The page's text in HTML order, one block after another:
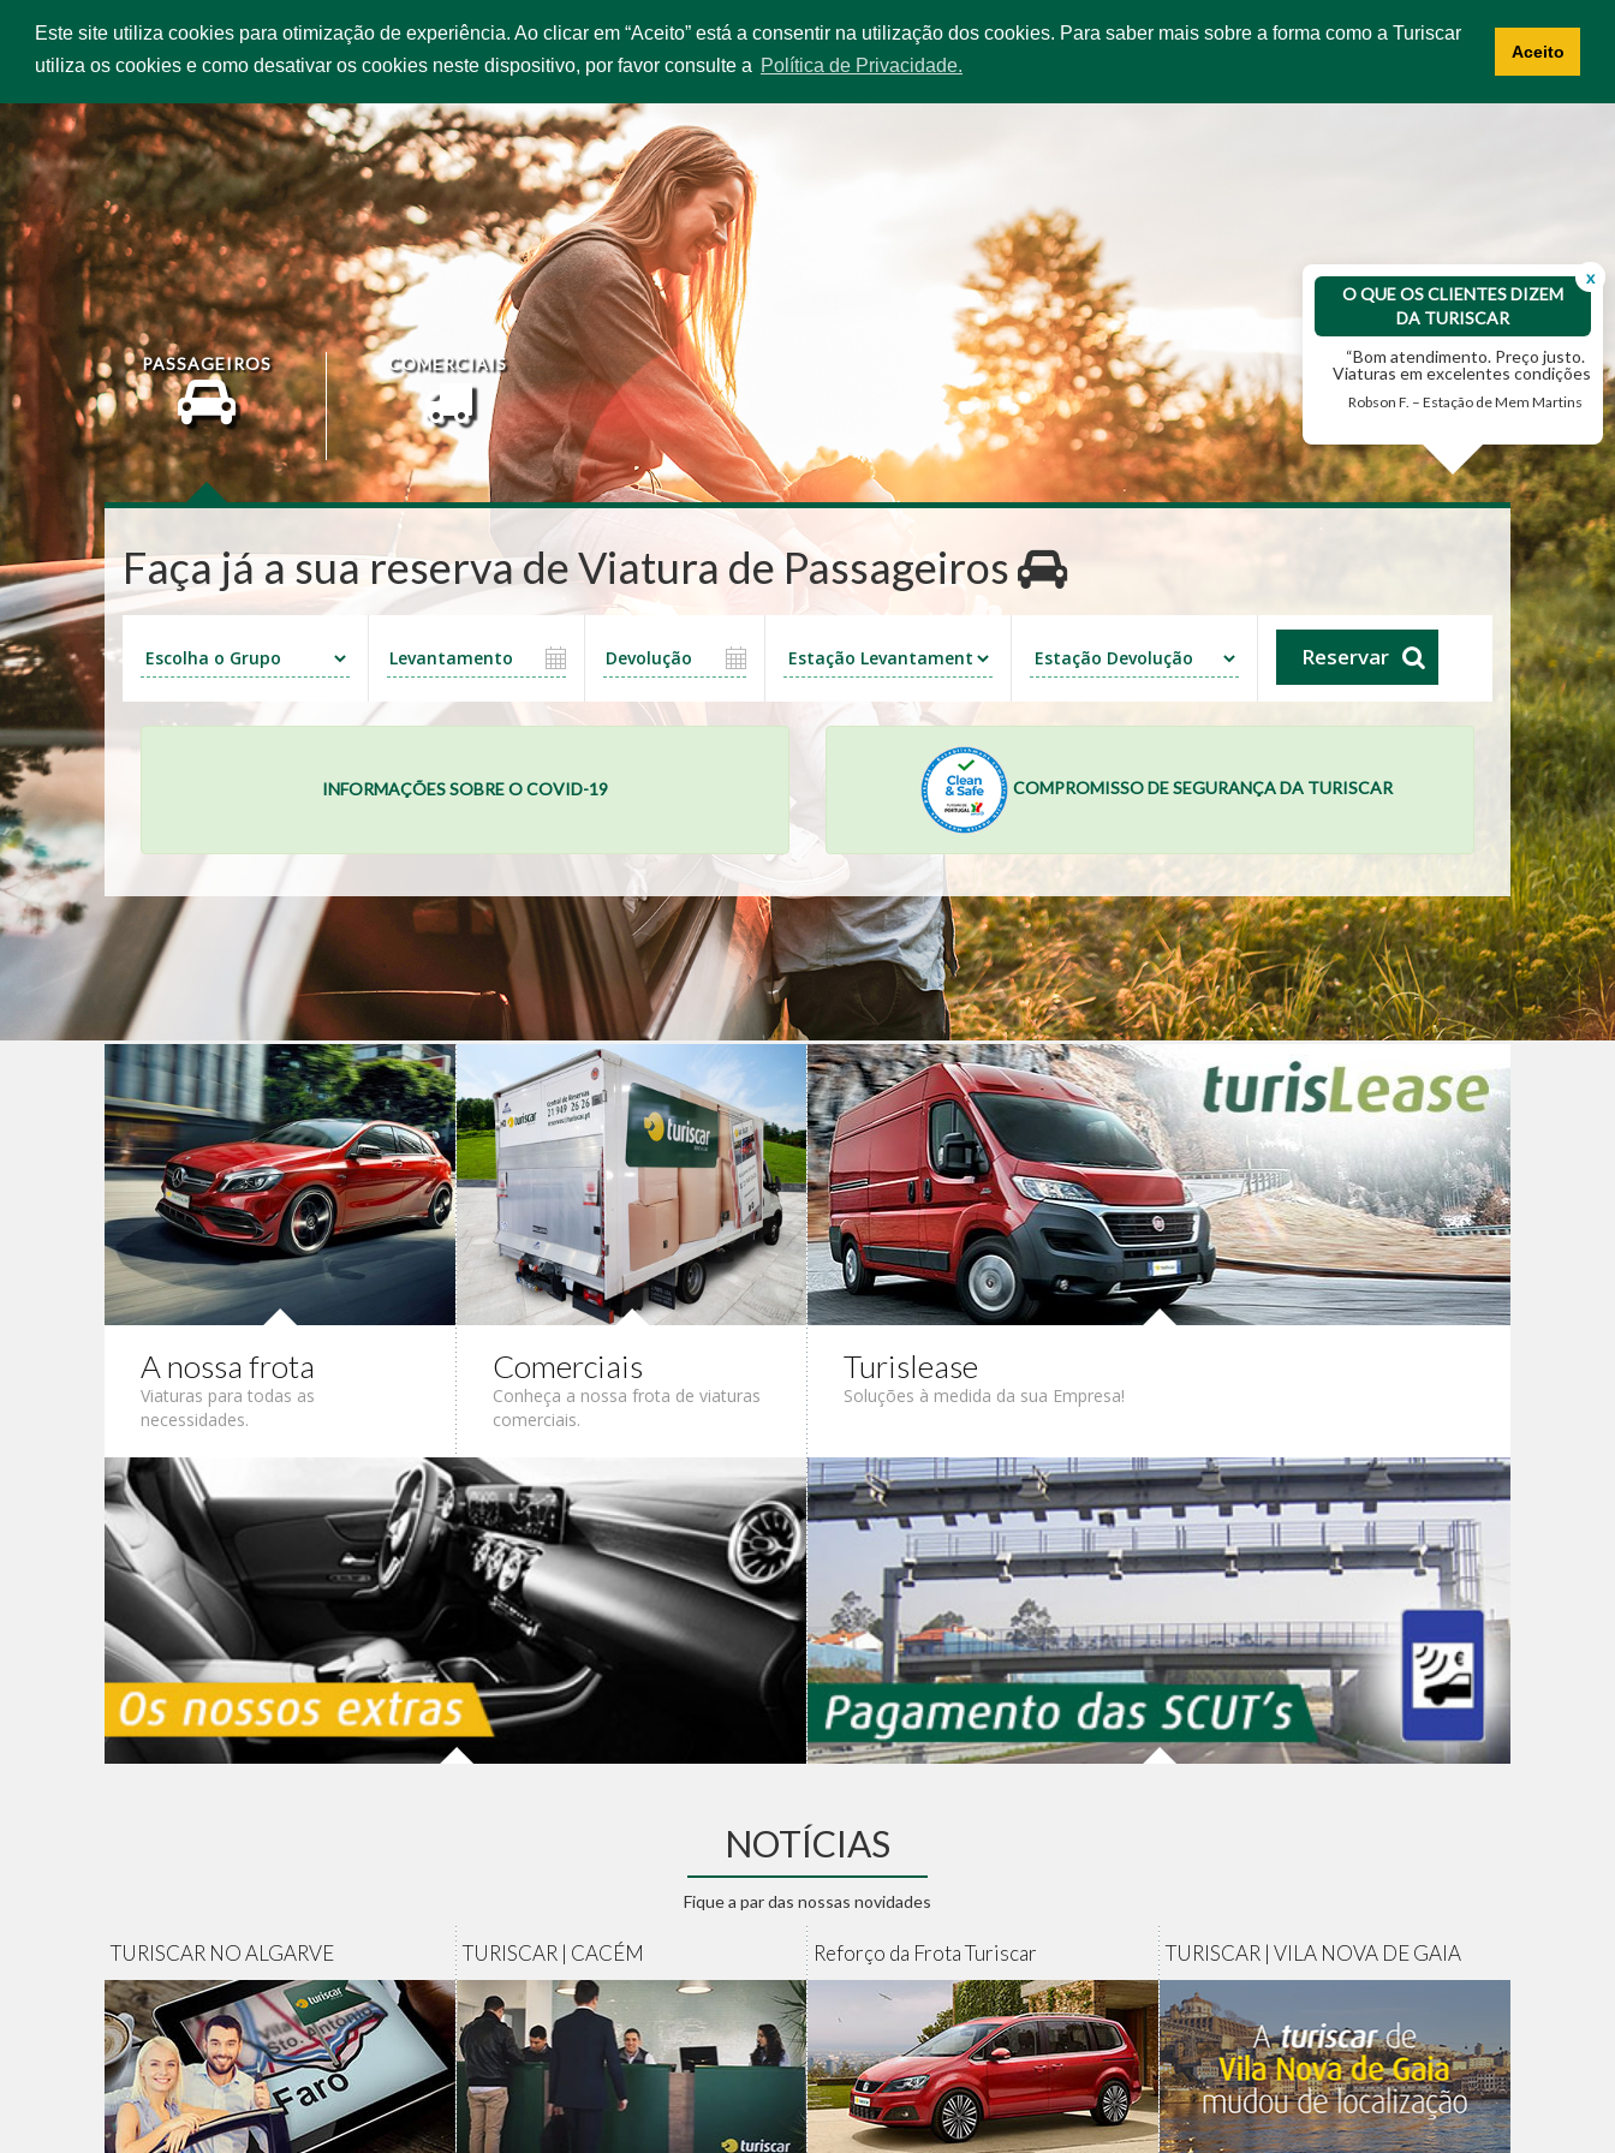
Este site utiliza cookies para otimização de experiência. Ao clicar em “Aceito” está a consentir na utilização dos cookies. Para saber mais sobre a forma como a Turiscar
utiliza os cookies e como desativar os cookies neste dispositivo, por favor consulte a Política de Privacidade.
Aceito
INÍCIO ESTAÇÕES
PASSAGEIROS COMERCIAIS
Faça já a sua reserva de Viatura de Passageiros
Reservar
INFORMAÇÕES SOBRE O COVID-19 COMPROMISSO DE SEGURANÇA DA TURISCAR
x
O QUE OS CLIENTES DIZEM
DA TURISCAR
“Bom atendimento. Preço justo.
Viaturas em excelentes condições.”
Robson F. – Estação de Mem Martins
“Bom atendimento”
Anabela B. – Estação de Aveiro
A nossa frota
Viaturas para todas as
necessidades.
Comerciais
Conheça a nossa frota de viaturas
comerciais.
Turislease
Soluções à medida da sua Empresa!
NOTÍCIAS
Fique a par das nossas novidades
TURISCAR NO ALGARVE TURISCAR | CACÉM Reforço da Frota Turiscar TURISCAR | VILA NOVA DE GAIA